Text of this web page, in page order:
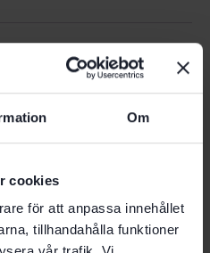
Om
cookies
för att anpassa innehållet
tillhandahålla funktioner
och ribbor längs